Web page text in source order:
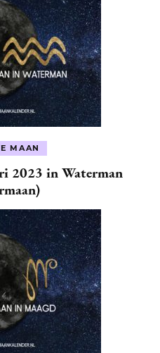
MAAN
2023 in Waterman